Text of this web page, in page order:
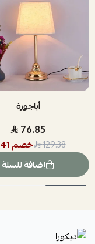
أباجورة
76.85
129.38 خصم41
إضافة للسلة